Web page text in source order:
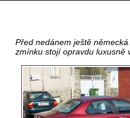
Před nedánem ještě
zmínku stojí opravdu luxusně